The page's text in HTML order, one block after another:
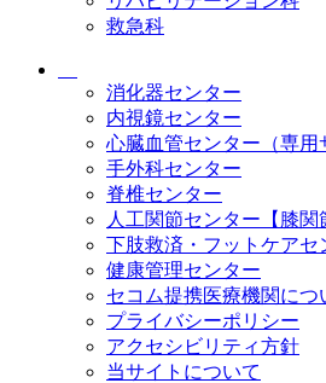
救急科
消化器センター
内視鏡センター
心臓血管センター（専用
手外科センター
脊椎センター
人工関節センター【膝関
下肢救済・フットケアセ
健康管理センター
セコム提携医療機関につ
プライバシーポリシー
アクセシビリティ方針
当サイトについて